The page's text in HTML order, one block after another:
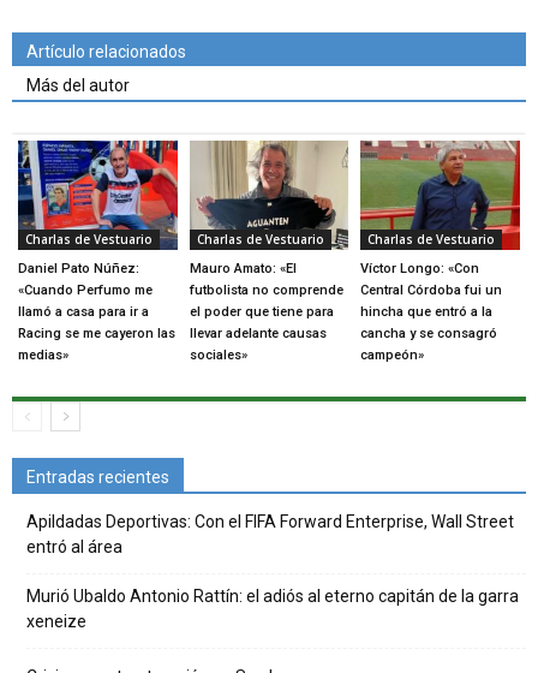
Artículo relacionados
Más del autor
Charlas de Vestuario
Daniel Pato Núñez:
«Cuando Perfumo me
llamó a casa para ir a
Racing se me cayeron las
medias»
Charlas de Vestuario
Mauro Amato: «El
futbolista no comprende
el poder que tiene para
llevar adelante causas
sociales»
Charlas de Vestuario
Víctor Longo: «Con
Central Córdoba fui un
hincha que entró a la
cancha y se consagró
campeón»
Entradas recientes
Apildadas Deportivas: Con el FIFA Forward Enterprise, Wall Street
entró al área
Murió Ubaldo Antonio Rattín: el adiós al eterno capitán de la garra
xeneize